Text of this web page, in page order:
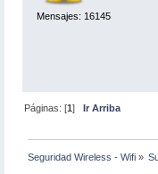
Mensajes: 16145
Páginas: [1] Ir Arriba
Seguridad Wireless - Wifi »